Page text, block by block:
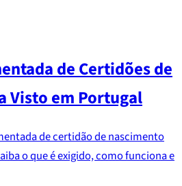
de Certidões de
Visto em Portugal
de certidão de nascimento
o que é exigido, como funciona e